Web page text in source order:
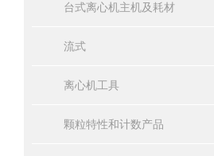
台式离心机主机及耗材
流式
离心机工具
颗粒特性和计数产品